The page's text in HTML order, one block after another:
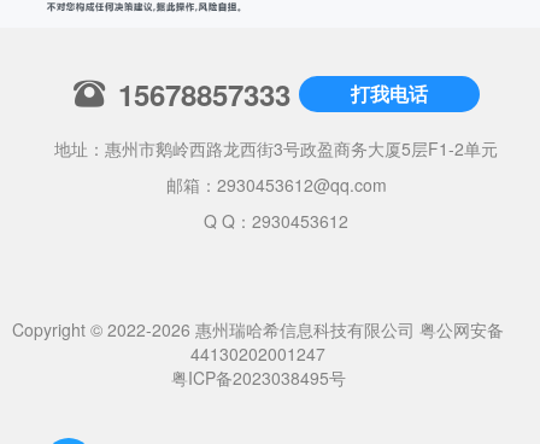
15678857333 打我电话
地址：惠州市鹅岭西路龙西街3号政盈商务大厦5层F1-2单元
邮箱： 2930453612@qq.com
Q Q：2930453612
Copyright © 2022-2026 惠州瑞哈希信息科技有限公司 粤公网安备
44130202001247
粤ICP备2023038495号